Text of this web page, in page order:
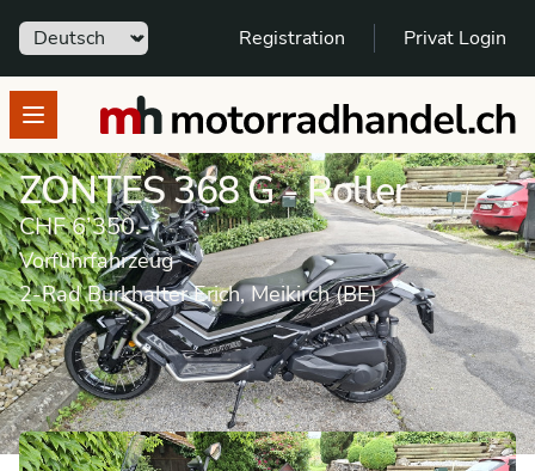
Sprache Registration Privat Login
Open menumotorradhandel.ch
ZONTES 368 G - Roller
CHF 6’350.-
Vorführfahrzeug
2-Rad Burkhalter Erich, Meikirch (BE)
Vorführfahrzeug Roller ZONTES 368 G